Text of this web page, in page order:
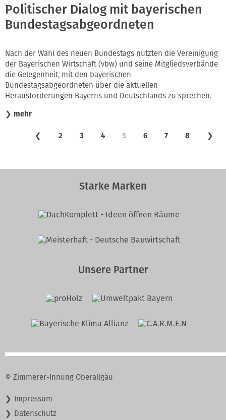
Politischer Dialog mit bayerischen
Bundestagsabgeordneten
Nach der Wahl des neuen Bundestags nutzten die Vereinigung
der Bayerischen Wirtschaft (vbw) und seine Mitgliedsverbände
die Gelegenheit, mit den bayerischen
Bundestagsabgeordneten über die aktuellen
Herausforderungen Bayerns und Deutschlands zu sprechen.
❯ mehr
❮ 2 3 4 5 6 7 8 ❯
Starke Marken
Unsere Partner
© Zimmerer-Innung Oberallgäu
Navigation
Impressum
Datenschutz